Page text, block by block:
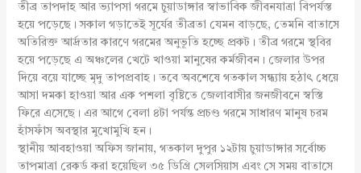
তীব্র তাপদাহ আর ভ্যাপসা গরমে চুয়াডাঙ্গার স্বাভাবিক জীবনযাত্রা বিপর্যস্ত
হয়ে পড়েছে। সকাল গড়াতেই সূর্যের তীব্রতা যেমন বাড়ছে, তেমনি বাতাসে
অতিরিক্ত আর্দ্রতার কারণে গরমের অনুভূতি হচ্ছে প্রকট। তীব্র গরমে স্থবির
হয়ে পড়েছে এ অঞ্চলের খেটে খাওয়া মানুষের কর্মজীবন। জেলার উপর
দিয়ে বয়ে যাচ্ছে মৃদু তাপপ্রবাহ। তবে অবশেষে গতকাল সন্ধ্যায় হঠাৎ ধেয়ে
আসা দমকা হাওয়া আর এক পশলা বৃষ্টিতে জেলাবাসীর জনজীবনে স্বস্তি
ফিরে এসেছে। এর আগে বেলা ৪টা পর্যন্ত প্রচণ্ড গরমে সাধারণ মানুষ চরম
হাঁসফাঁস অবস্থার মুখোমুখি হন।
স্থানীয় আবহাওয়া অফিস জানায়, গতকাল দুপুর ১২টায় চুয়াডাঙ্গার সর্বোচ্চ
তাপমাত্রা রেকর্ড করা হয়েছিল ৩৫ ডিগ্রি সেলসিয়াস এবং সে সময় বাতাসে